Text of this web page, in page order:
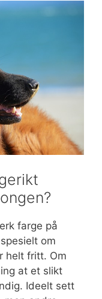
farge på
om
helt fritt. Om
at et slikt
Ideelt sett